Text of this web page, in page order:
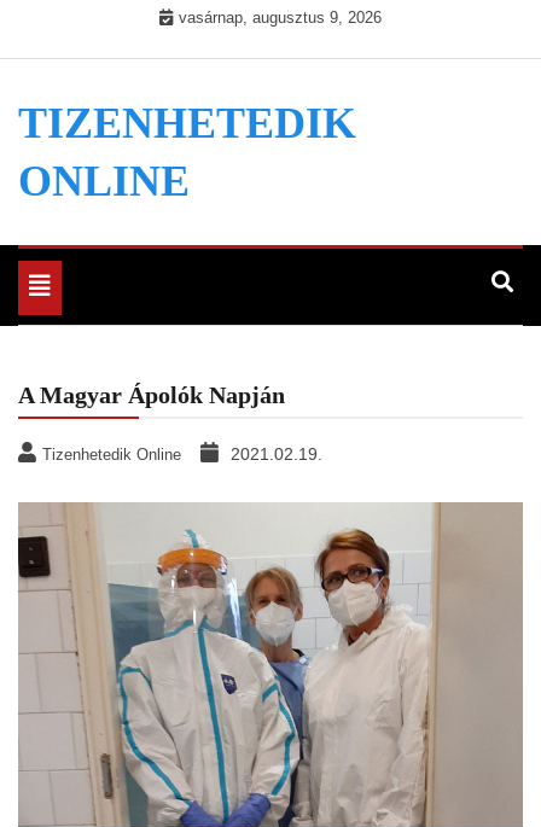
vasárnap, augusztus 9, 2026
TIZENHETEDIK
ONLINE
Toggle
navigation
A Magyar Ápolók Napján
Tizenhetedik Online 2021.02.19.